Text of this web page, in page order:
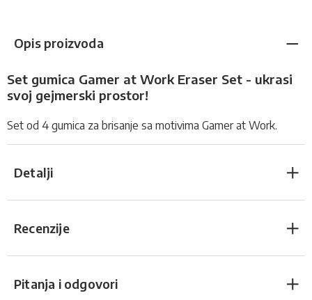
Opis proizvoda
Set gumica Gamer at Work Eraser Set - ukrasi
svoj gejmerski prostor!
Set od 4 gumica za brisanje sa motivima Gamer at Work.
Detalji
Recenzije
Pitanja i odgovori